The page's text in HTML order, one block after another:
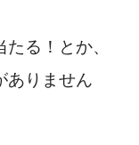
る！とか、
ありません